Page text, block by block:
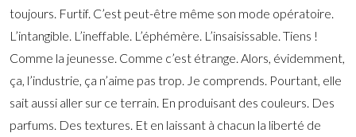
toujours. Furtif. C’est peut-être même son mode opératoire.
L’intangible. L’ineffable. L’éphémère. L’insaisissable. Tiens !
Comme la jeunesse. Comme c’est étrange. Alors, évidemment,
ça, l’industrie, ça n’aime pas trop. Je comprends. Pourtant, elle
sait aussi aller sur ce terrain. En produisant des couleurs. Des
parfums. Des textures. Et en laissant à chacun la liberté de